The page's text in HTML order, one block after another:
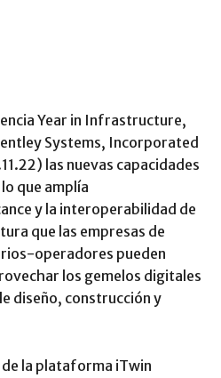
Year in Infrastructure,
Systems, Incorporated
las nuevas capacidades
que amplía
y la interoperabilidad de
que las empresas de
operadores pueden
los gemelos digitales
diseño, construcción y
de la plataforma iTwin